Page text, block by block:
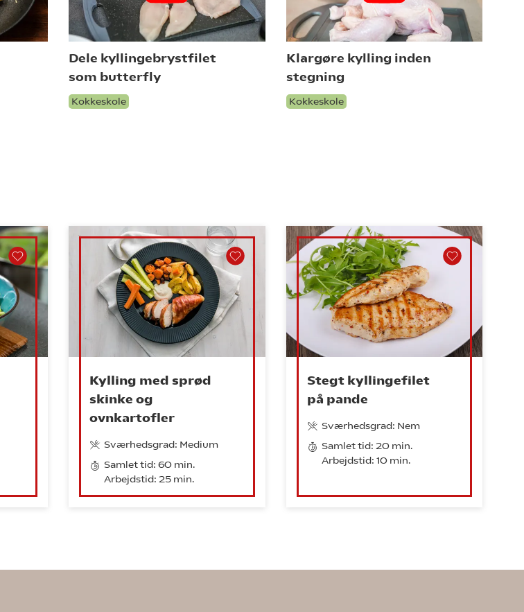
Dele kyllingebrystfilet
som butterfly
Kokkeskole
Klargøre kylling inden
stegning
Kokkeskole
Kylling med sprød
skinke og
ovnkartofler
Sværhedsgrad: Medium
Samlet tid: 60 min.
Arbejdstid: 25 min.
Stegt kyllingefilet
på pande
Sværhedsgrad: Nem
Samlet tid: 20 min.
Arbejdstid: 10 min.